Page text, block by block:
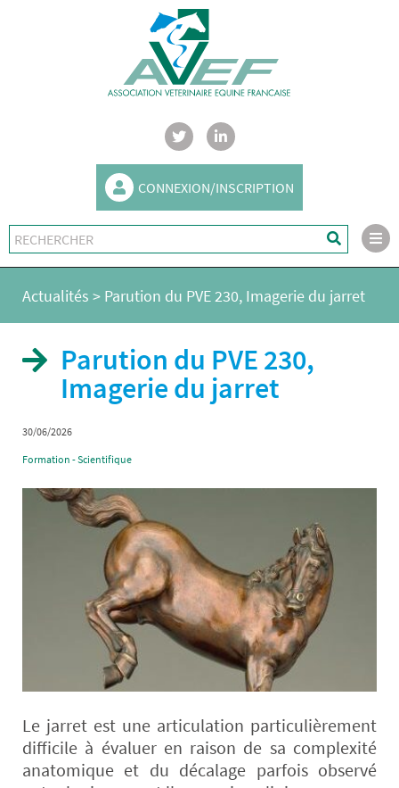
CONNEXION/INSCRIPTION
Actualités > Parution du PVE 230, Imagerie du jarret
Parution du PVE 230,
Imagerie du jarret
30/06/2026
Formation - Scientifique
Le jarret est une articulation particulièrement
difficile à évaluer en raison de sa complexité
anatomique et du décalage parfois observé